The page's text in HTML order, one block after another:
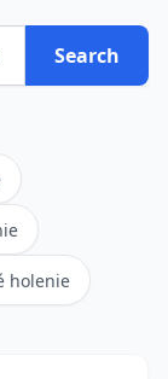
Search
holenie